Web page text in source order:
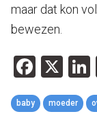
maar dat kon
bewezen.
X
baby moeder